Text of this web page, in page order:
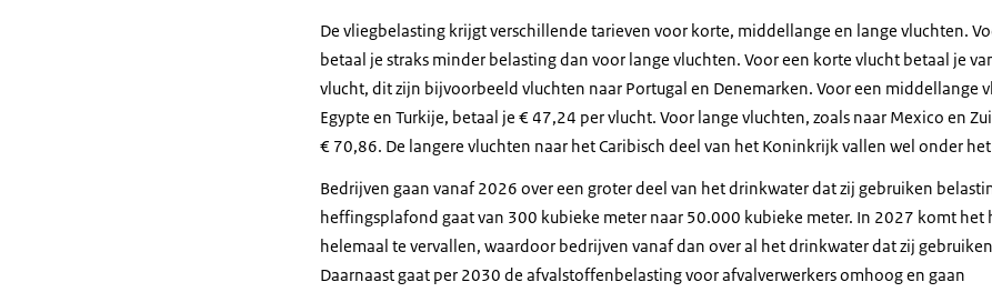
De vliegbelasting krijgt verschillende tarieven voor korte, middellange en lange vluchten.
betaal je straks minder belasting dan voor lange vluchten. Voor een korte vlucht betaal je
vlucht, dit zijn bijvoorbeeld vluchten naar Portugal en Denemarken. Voor een middellange
Egypte en Turkije, betaal je € 47,24 per vlucht. Voor lange vluchten, zoals naar Mexico en
€ 70,86. De langere vluchten naar het Caribisch deel van het Koninkrijk vallen wel onder
Bedrijven gaan vanaf 2026 over een groter deel van het drinkwater dat zij gebruiken
heffingsplafond gaat van 300 kubieke meter naar 50.000 kubieke meter. In 2027 komt
helemaal te vervallen, waardoor bedrijven vanaf dan over al het drinkwater dat zij
Daarnaast gaat per 2030 de afvalstoffenbelasting voor afvalverwerkers omhoog en gaan